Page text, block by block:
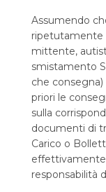
Assumendo
ripetutamente
mittente,
smistamento
che
priori le
sulla
documenti di
Carico o
responsabilità